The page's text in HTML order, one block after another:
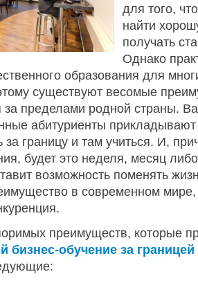
для того,
найти
получать
Однако
образования для
существуют весомые
за пределами родной страны.
абитуриенты
за границу и там учиться. И,
будет это неделя, месяц
возможность поменять
в современном мире,
преимуществ, которые
бизнес-обучение за границей